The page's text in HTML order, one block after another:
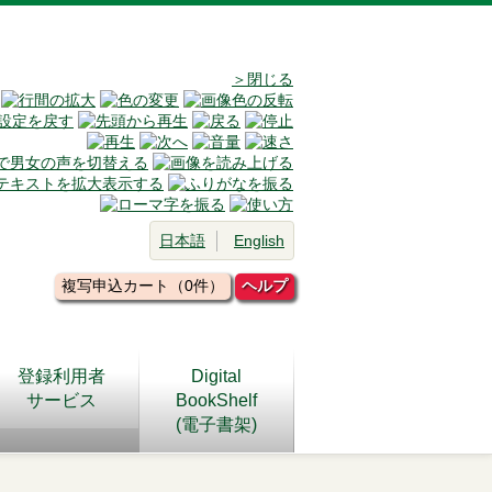
＞閉じる
日本語 English
複写申込カート（0件） ヘルプ
登録利用者
サービス
Digital
BookShelf
(電子書架)